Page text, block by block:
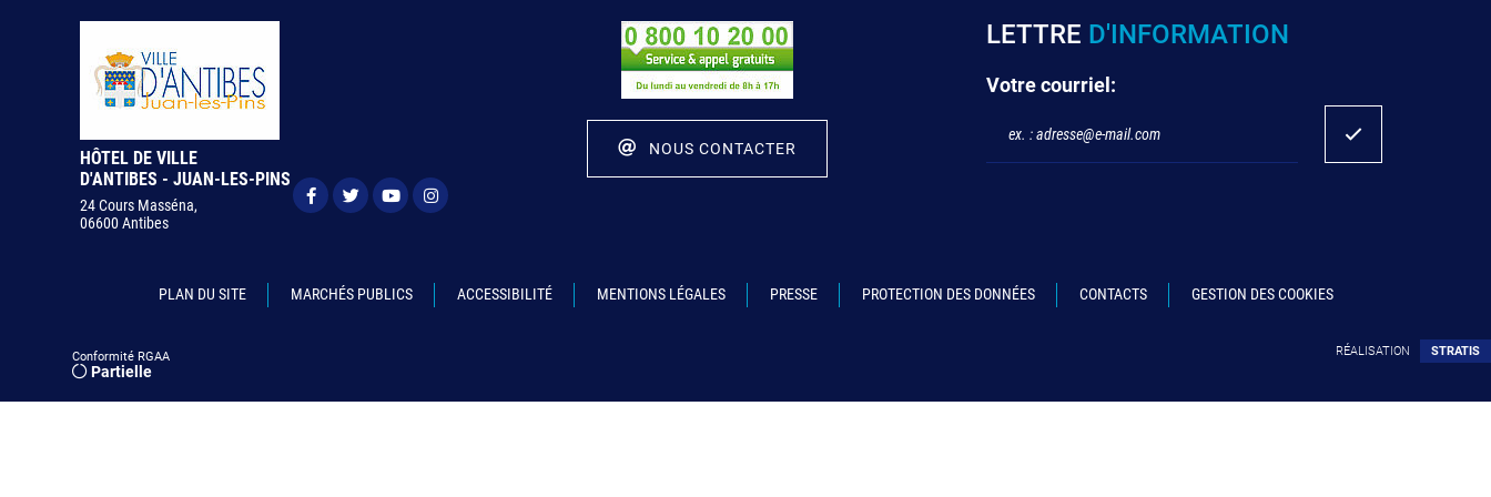
HÔTEL DE VILLE
D'ANTIBES - JUAN-LES-PINS
24 Cours Masséna,
06600 Antibes
NOUS CONTACTER
LETTRE D'INFORMATION
Votre courriel:
PLAN DU SITE MARCHÉS PUBLICS ACCESSIBILITÉ MENTIONS LÉGALES PRESSE PROTECTION DES DONNÉES CONTACTS GESTION DES COOKIES
Conformité RGAA
Partielle
RÉALISATION STRATIS